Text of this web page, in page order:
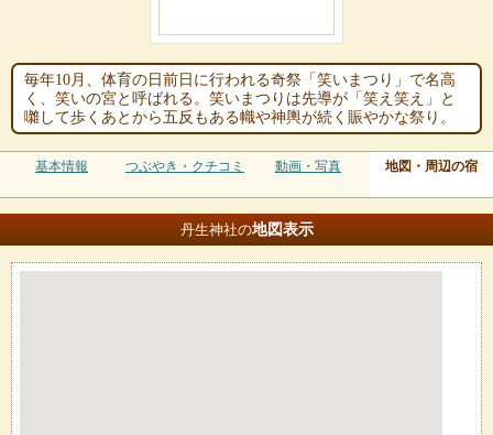
毎年10月、体育の日前日に行われる奇祭「笑いまつり」で名高
く、笑いの宮と呼ばれる。笑いまつりは先導が「笑え笑え」と
囃して歩くあとから五反もある幟や神輿が続く賑やかな祭り。
基本情報 つぶやき・クチコミ 動画・写真 地図・周辺の宿
丹生神社の地図表示